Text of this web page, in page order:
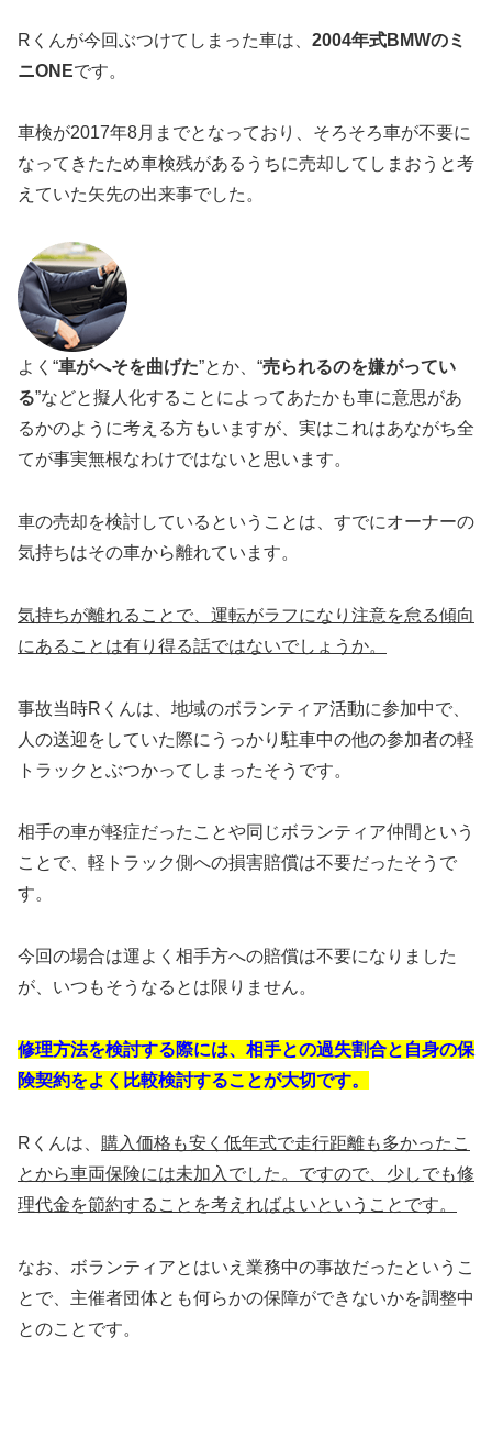
Rくんが今回ぶつけてしまった車は、 2004年式BMWのミ
ニONEです。
車検が2017年8月までとなっており、そろそろ車が不要に
なってきたため車検残があるうちに売却してしまおうと考
えていた矢先の出来事でした。
よく“車がへそを曲げた”とか、“売られるのを嫌がってい
る”などと擬人化することによってあたかも車に意思があ
るかのように考える方もいますが、実はこれはあながち全
てが事実無根なわけではないと思います。
車の売却を検討しているということは、すでにオーナーの
気持ちはその車から離れています。
気持ちが離れることで、運転がラフになり注意を怠る傾向
にあることは有り得る話ではないでしょうか。
事故当時Rくんは、地域のボランティア活動に参加中で、
人の送迎をしていた際にうっかり駐車中の他の参加者の軽
トラックとぶつかってしまったそうです。
相手の車が軽症だったことや同じボランティア仲間という
ことで、軽トラック側への損害賠償は不要だったそうで
す。
今回の場合は運よく相手方への賠償は不要になりました
が、いつもそうなるとは限りません。
修理方法を検討する際には、相手との過失割合と自身の保
険契約をよく比較検討することが大切です。
Rくんは、 購入価格も安く低年式で走行距離も多かったこ
とから車両保険には未加入でした。ですので、少しでも修
理代金を節約することを考えればよいということです。
なお、ボランティアとはいえ業務中の事故だったというこ
とで、主催者団体とも何らかの保障ができないかを調整中
とのことです。